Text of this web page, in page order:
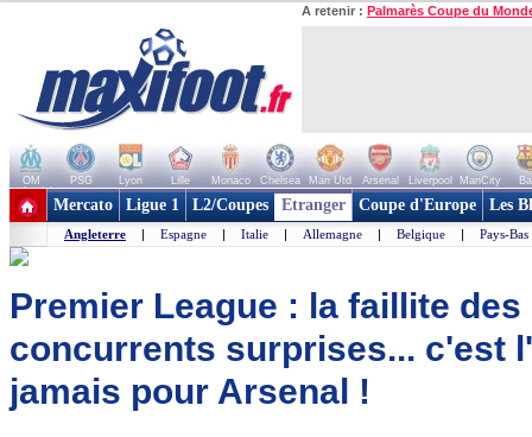
A retenir : Palmarès Coupe du
OM PSG Lyon Lille Monaco Chelsea Man Utd Arsenal Liverpool ManCity
+ de clubs
Mercato Ligue 1 L2/Coupes Etranger Coupe d'Europe Les
Angleterre | Espagne | Italie | Allemagne | Belgique | Pays-Bas
Premier League : la faillite
concurrents surprises... c'est
jamais pour Arsenal !